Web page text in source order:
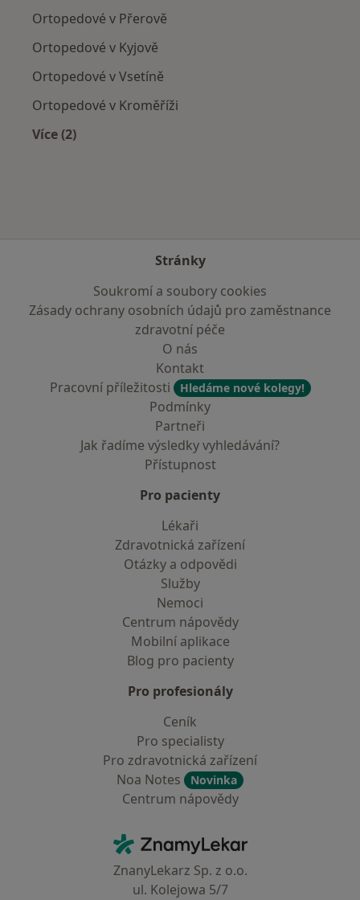
Ortopedové v Přerově
Ortopedové v Kyjově
Ortopedové v Vsetíně
Ortopedové v Kroměříži
Více (2)
Stránky
Soukromí a soubory cookies
Zásady ochrany osobních údajů pro zaměstnance
zdravotní péče
O nás
Kontakt
Pracovní příležitosti
Hledáme nové kolegy!
Podmínky
Partneři
Jak řadíme výsledky vyhledávání?
Přístupnost
Pro pacienty
Lékaři
Zdravotnická zařízení
Otázky a odpovědi
Služby
Nemoci
Centrum nápovědy
Mobilní aplikace
Blog pro pacienty
Pro profesionály
Ceník
Pro specialisty
Pro zdravotnická zařízení
Noa Notes
Novinka
Centrum nápovědy
ZnamyLekar - Hlavní stránka
ZnanyLekarz Sp. z o.o.
ul. Kolejowa 5/7